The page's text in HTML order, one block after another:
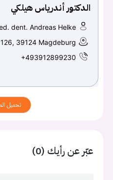
الدكتور أندرياس هيلكي
dent. Andreas Helke
39124 Magdeburg
+493912899230
تحميل
عبّر عن رأيك (0)